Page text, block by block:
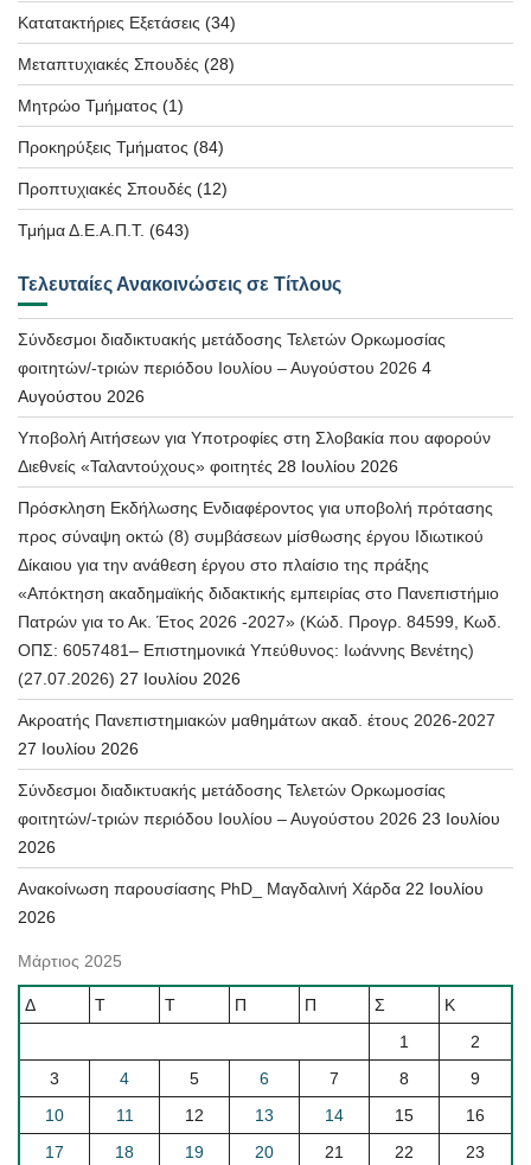
Κατατακτήριες Εξετάσεις (34)
Μεταπτυχιακές Σπουδές (28)
Μητρώο Τμήματος (1)
Προκηρύξεις Τμήματος (84)
Προπτυχιακές Σπουδές (12)
Τμήμα Δ.Ε.Α.Π.Τ. (643)
Τελευταίες Ανακοινώσεις σε Τίτλους
Σύνδεσμοι διαδικτυακής μετάδοσης Τελετών Ορκωμοσίας
φοιτητών/-τριών περιόδου Ιουλίου – Αυγούστου 2026 4
Αυγούστου 2026
Υποβολή Αιτήσεων για Υποτροφίες στη Σλοβακία που αφορούν
Διεθνείς «Ταλαντούχους» φοιτητές 28 Ιουλίου 2026
Πρόσκληση Εκδήλωσης Ενδιαφέροντος για υποβολή πρότασης
προς σύναψη οκτώ (8) συμβάσεων μίσθωσης έργου Ιδιωτικού
Δίκαιου για την ανάθεση έργου στο πλαίσιο της πράξης
«Απόκτηση ακαδημαϊκής διδακτικής εμπειρίας στο Πανεπιστήμιο
Πατρών για το Ακ. Έτος 2026 -2027» (Κώδ. Προγρ. 84599, Κωδ.
ΟΠΣ: 6057481– Επιστημονικά Υπεύθυνος: Ιωάννης Βενέτης)
(27.07.2026) 27 Ιουλίου 2026
Ακροατής Πανεπιστημιακών μαθημάτων ακαδ. έτους 2026-2027
27 Ιουλίου 2026
Σύνδεσμοι διαδικτυακής μετάδοσης Τελετών Ορκωμοσίας
φοιτητών/-τριών περιόδου Ιουλίου – Αυγούστου 2026 23 Ιουλίου
2026
Ανακοίνωση παρουσίασης PhD_ Μαγδαλινή Χάρδα 22 Ιουλίου
2026
Μάρτιος 2025
Δ Τ Τ Π Π Σ
Κ
1
2
3
4 5 6 7 8
9
10
11 12 13 14 15
16
17
18 19 20 21 22
23